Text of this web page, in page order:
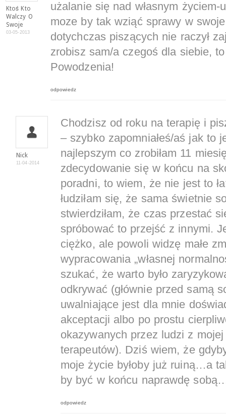
Ktoś Kto
Walczy O
Swoje
03-05-2013
użalanie się nad własnym
moze by tak wziąć sprawy w
dotychczas piszących nie raczył
zrobisz sam/a czegoś dla siebie,
Powodzenia!
odpowiedz
Nick
11-04-2014
Chodzisz od roku na terapię i
– szybko zapomniałeś/aś jak to
najlepszym co zrobiłam 11
zdecydowanie się w końcu na
poradni, to wiem, że nie jest to
łudziłam się, że sama świetnie
stwierdziłam, że czas przestać
spróbować to przejść z innymi.
ciężko, ale powoli widzę małe
wypracowania „własnej
szukać, że warto było
odkrywać (głównie przed samą
uwalniające jest dla mnie
akceptacji albo po prostu
okazywanych przez ludzi z
terapeutów). Dziś wiem, że
moje życie byłoby już ruiną…a
by być w końcu naprawdę
odpowiedz